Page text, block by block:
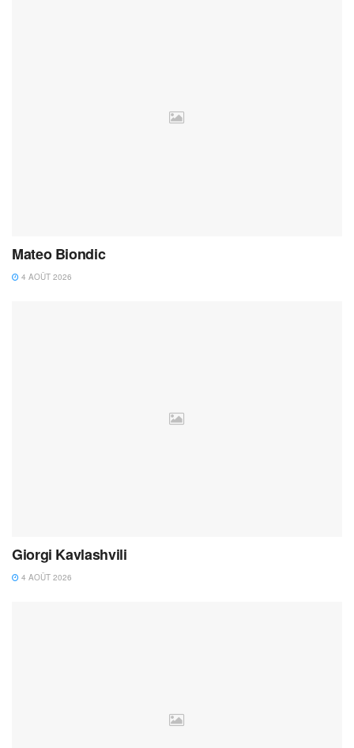
Mateo Biondic
4 AOÛT 2026
Giorgi Kavlashvili
4 AOÛT 2026